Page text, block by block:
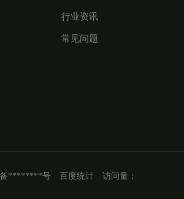
行业资讯
常见问题
备********号 百度统计 访问量：